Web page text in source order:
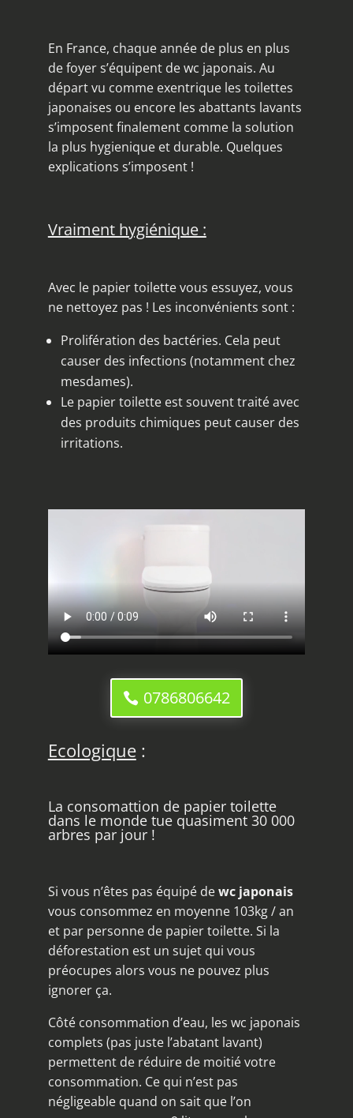
En France, chaque année de plus en plus
de foyer s’équipent de wc japonais. Au
départ vu comme exentrique les toilettes
japonaises ou encore les abattants lavants
s’imposent finalement comme la solution
la plus hygienique et durable. Quelques
explications s’imposent !
Vraiment hygiénique :
Avec le papier toilette vous essuyez, vous
ne nettoyez pas ! Les inconvénients sont :
Prolifération des bactéries. Cela peut
causer des infections (notamment chez
mesdames).
Le papier toilette est souvent traité avec
des produits chimiques peut causer des
irritations.
0786806642
Ecologique:
La consomattion de papier toilette
dans le monde tue quasiment 30 000
arbres par jour !
Si vous n’êtes pas équipé dewc japonais
vous consommez en moyenne 103kg / an
et par personne de papier toilette. Si la
déforestation est un sujet qui vous
préocupes alors vous ne pouvez plus
ignorer ça.
Côté consommation d’eau, les wc japonais
complets (pas juste l’abatant lavant)
permettent de réduire de moitié votre
consommation. Ce qui n’est pas
négligeable quand on sait que l’on